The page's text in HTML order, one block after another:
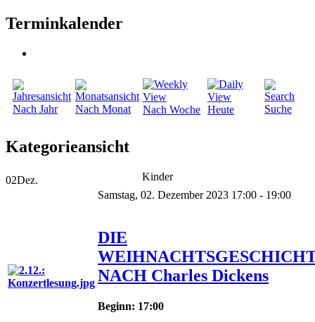
Terminkalender
Nach Jahr Nach Monat Nach Woche Heute Suche
Kategorieansicht
Kinder
02Dez.
Samstag, 02. Dezember 2023 17:00 - 19:00
DIE
NACH Charles Dickens
Beginn: 17:00